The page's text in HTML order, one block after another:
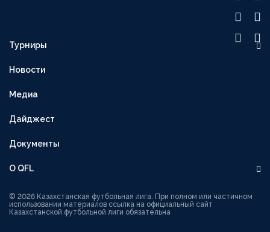
Турниры
OLIMPBET-КУБОК
ВТОРАЯ ЛИГА
ЖЕНСКАЯ ЛИГА
ЖЕНСКИЙ КУБОК
Новости
Медиа
Дайджест
Документы
О QFL
© 2026 Казахстанская футбольная лига. При полном или частичном
использовании материалов ссылка на официальный сайт
Казахстанской футбольной лиги обязательна